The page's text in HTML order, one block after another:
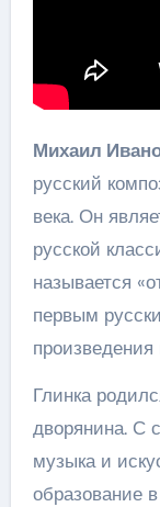
Михаил
русский
века. Он
русской
называется
первым
Глинка
дворянина. С
музыка и
образование